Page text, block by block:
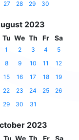
27 28 29 30
2023
Tu We Th Fr Sa
1 2 3 4
5
8 9 10 11
12
15 16 17 18
19
22 23 24 25
26
29 30 31
2023
Tu We Th Fr Sa